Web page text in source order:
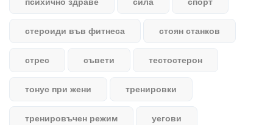
стероиди във фитнеса стоян станков
стрес съвети тестостерон
тонус при жени тренировки
тренировъчен режим уегови